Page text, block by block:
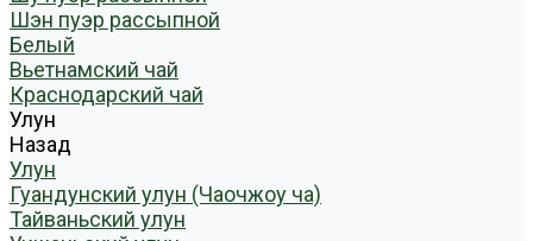
Шэн пуэр рассыпной
Белый
Вьетнамский чай
Краснодарский чай
Улун
Назад
Улун
Гуандунский улун (Чаочжоу ча)
Тайваньский улун